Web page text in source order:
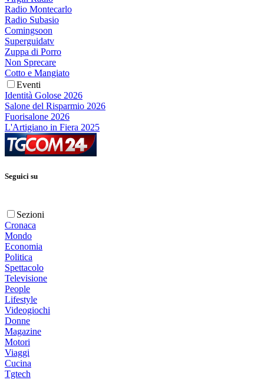
Radio Montecarlo
Radio Subasio
Comingsoon
Superguidatv
Zuppa di Porro
Non Sprecare
Cotto e Mangiato
Eventi
Identità Golose 2026
Salone del Risparmio 2026
Fuorisalone 2026
L'Artigiano in Fiera 2025
Seguici su
Sezioni
Cronaca
Mondo
Economia
Politica
Spettacolo
Televisione
People
Lifestyle
Videogiochi
Donne
Magazine
Motori
Viaggi
Cucina
Tgtech